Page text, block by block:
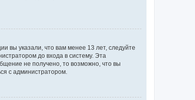
вы указали, что вам менее 13 лет, следуйте
до входа в систему. Эта
не получено, то возможно, что вы
с администратором.